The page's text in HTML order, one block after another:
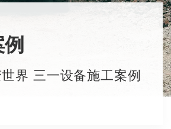
界 三一设备施工案例